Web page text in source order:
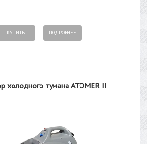
КУПИТЬ ПОДРОБНЕЕ
холодного тумана ATOMER II